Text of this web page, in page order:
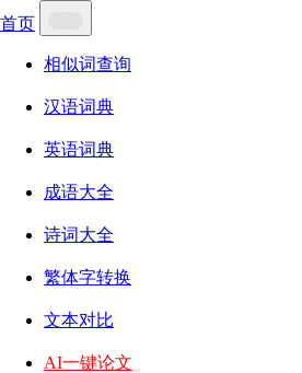
首页
相似词查询
汉语词典
英语词典
成语大全
诗词大全
繁体字转换
文本对比
AI一键论文